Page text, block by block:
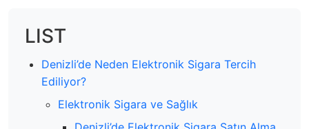
LIST
Denizli’de Neden Elektronik Sigara Tercih
Ediliyor?
Elektronik Sigara ve Sağlık